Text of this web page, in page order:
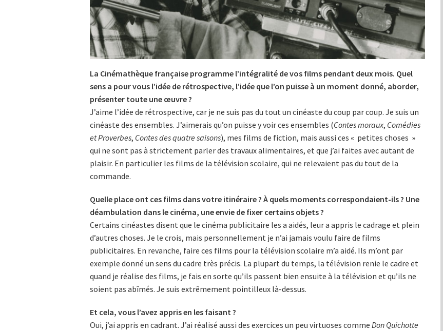
La Cinémathèque française programme l’intégralité de vos films pendant deux mois. Quel
sens a pour vous l’idée de rétrospective, l’idée que l’on puisse à un moment donné, aborder,
présenter toute une œuvre ?
J’aime l’idée de rétrospective, car je ne suis pas du tout un cinéaste du coup par coup. Je suis un
cinéaste des ensembles. J’aimerais qu’on puisse y voir ces ensembles (Contes moraux, Comédies
et Proverbes, Contes des quatre saisons), mes films de fiction, mais aussi ces « petites choses »
qui ne sont pas à strictement parler des travaux alimentaires, et que j’ai faites avec autant de
plaisir. En particulier les films de la télévision scolaire, qui ne relevaient pas du tout de la
commande.
Quelle place ont ces films dans votre itinéraire ? À quels moments correspondaient-ils ? Une
déambulation dans le cinéma, une envie de fixer certains objets ?
Certains cinéastes disent que le cinéma publicitaire les a aidés, leur a appris le cadrage et plein
d’autres choses. Je le crois, mais personnellement je n’ai jamais voulu faire de films
publicitaires. En revanche, faire ces films pour la télévision scolaire m’a aidé. Ils m’ont par
exemple donné un sens du cadre très précis. La plupart du temps, la télévision renie le cadre et
quand je réalise des films, je fais en sorte qu’ils passent bien ensuite à la télévision et qu’ils ne
soient pas abîmés. Je suis extrêmement pointilleux là-dessus.
Et cela, vous l’avez appris en les faisant ?
Oui, j’ai appris en cadrant. J’ai réalisé aussi des exercices un peu virtuoses comme Don Quichotte